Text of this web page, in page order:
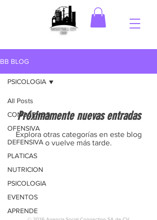
BB BLOG
All Posts
CONOCENOS
OFENSIVA
DEFENSIVA
PLATICAS
NUTRICION
PSICOLOGIA
EVENTOS
APRENDE
PSICOLOGIA
Próximamente nuevas entradas
Explora otras categorías en este blog
o vuelve más tarde.